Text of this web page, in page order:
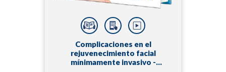
Complicaciones en el
rejuvenecimiento facial
mínimamente invasivo -